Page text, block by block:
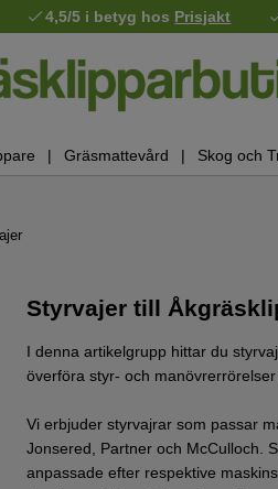
4,5/5 i betyg hos Prisjakt
Gräsmattevård Skog och
Styrvajer till
I denna artikelgrupp hittar du
överföra styr- och
Vi erbjuder styrvajrar som passar
Jonsered, Partner och McCulloch.
anpassade efter respektive